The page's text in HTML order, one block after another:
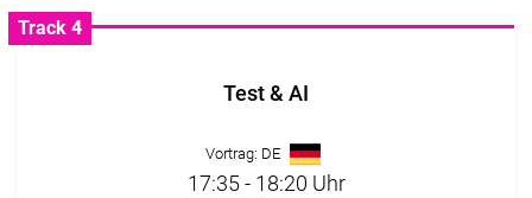
Test & AI
Vortrag: DE
17:35 - 18:20 Uhr
Track 4